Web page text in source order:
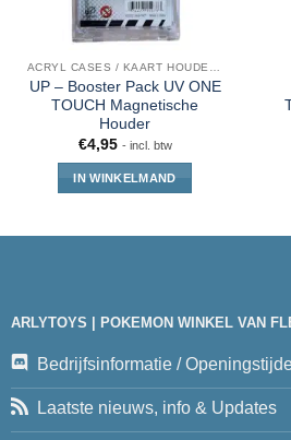
ACRYL CASES / KAART HOUDERS
UP – Booster Pack UV ONE
TOUCH Magnetische
Houder
€4,95 - incl. btw
IN WINKELMAND
ARLYTOYS | POKEMON WINKEL VAN
Bedrijfsinformatie /
Laatste nieuws, info & Updates